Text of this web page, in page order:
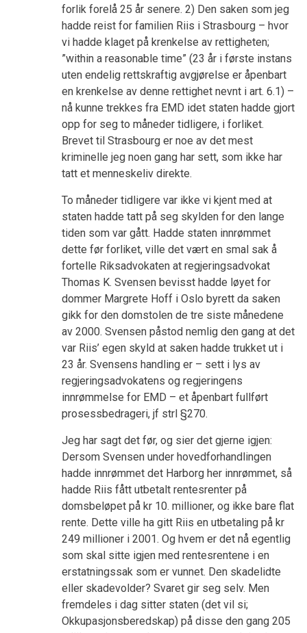
forlik forelå 25 år senere. 2) Den saken som jeg
hadde reist for familien Riis i Strasbourg – hvor
vi hadde klaget på krenkelse av rettigheten;
”within a reasonable time” (23 år i første instans
uten endelig rettskraftig avgjørelse er åpenbart
en krenkelse av denne rettighet nevnt i art. 6.1) –
nå kunne trekkes fra EMD idet staten hadde gjort
opp for seg to måneder tidligere, i forliket.
Brevet til Strasbourg er noe av det mest
kriminelle jeg noen gang har sett, som ikke har
tatt et menneskeliv direkte.
To måneder tidligere var ikke vi kjent med at
staten hadde tatt på seg skylden for den lange
tiden som var gått. Hadde staten innrømmet
dette før forliket, ville det vært en smal sak å
fortelle Riksadvokaten at regjeringsadvokat
Thomas K. Svensen bevisst hadde løyet for
dommer Margrete Hoff i Oslo byrett da saken
gikk for den domstolen de tre siste månedene
av 2000. Svensen påstod nemlig den gang at det
var Riis’ egen skyld at saken hadde trukket ut i
23 år. Svensens handling er – sett i lys av
regjeringsadvokatens og regjeringens
innrømmelse for EMD – et åpenbart fullført
prosessbedrageri, jf strl §270.
Jeg har sagt det før, og sier det gjerne igjen:
Dersom Svensen under hovedforhandlingen
hadde innrømmet det Harborg her innrømmet, så
hadde Riis fått utbetalt rentesrenter på
domsbeløpet på kr 10. millioner, og ikke bare flat
rente. Dette ville ha gitt Riis en utbetaling på kr
249 millioner i 2001. Og hvem er det nå egentlig
som skal sitte igjen med rentesrentene i en
erstatningssak som er vunnet. Den skadelidte
eller skadevolder? Svaret gir seg selv. Men
fremdeles i dag sitter staten (det vil si;
Okkupasjonsberedskap) på disse den gang 205